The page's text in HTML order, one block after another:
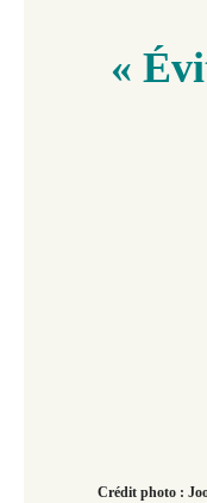
«
Crédit photo :